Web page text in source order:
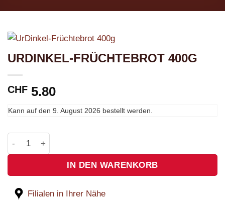
URDINKEL-FRÜCHTEBROT 400G
CHF 5.80
Kann auf den 9. August 2026 bestellt werden.
UrDinkel-Früchtebrot 400g Menge
IN DEN WARENKORB
Filialen in Ihrer Nähe